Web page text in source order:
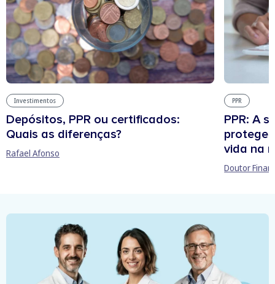
Investimentos
Depósitos, PPR ou certificados:
Quais as diferenças?
Rafael Afonso
PPR
PPR: A
protege
vida na
Doutor